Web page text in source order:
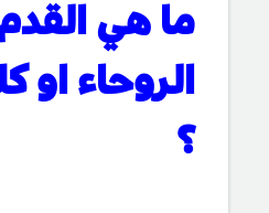
ما هي
الروحاء او
؟